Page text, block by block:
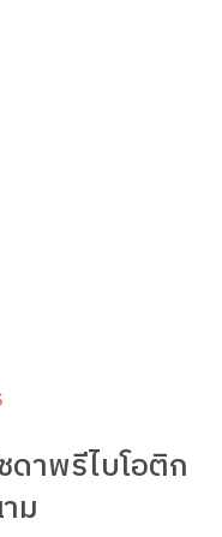
ดาพรีไบโอติก
ม